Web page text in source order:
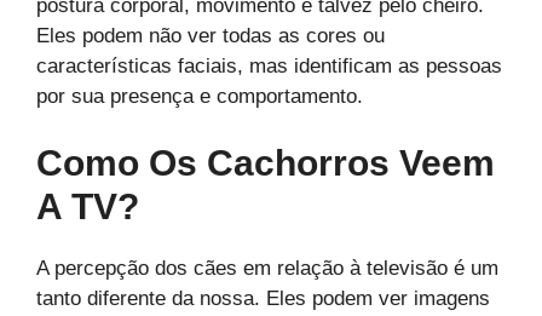
postura corporal, movimento e talvez pelo cheiro.
Eles podem não ver todas as cores ou
características faciais, mas identificam as pessoas
por sua presença e comportamento.
Como Os Cachorros Veem
A TV?
A percepção dos cães em relação à televisão é um
tanto diferente da nossa. Eles podem ver imagens